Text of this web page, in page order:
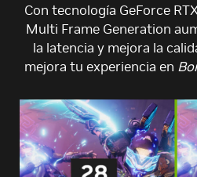
Con tecnología GeForce
Multi Frame Generation
la latencia y mejora la
mejora tu experiencia en